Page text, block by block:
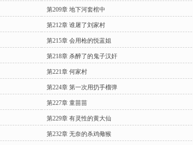
第209章 地下河套棺中
第212章 谁屠了刘家村
第215章 会用枪的悦蓝姐
第218章 杀醉了的鬼子汉奸
第221章 何家村
第224章 第一次用扔手榴弹
第227章 童苗苗
第229章 有灵性的黄大仙
第232章 无奈的杀鸡儆猴